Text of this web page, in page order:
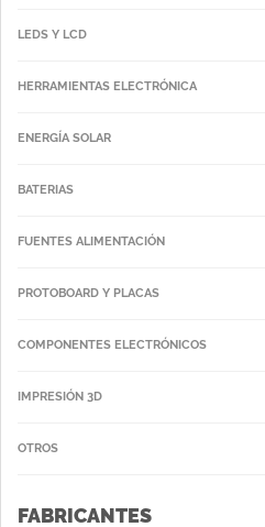
LEDS Y LCD
HERRAMIENTAS ELECTRÓNICA
ENERGÍA SOLAR
BATERIAS
FUENTES ALIMENTACIÓN
PROTOBOARD Y PLACAS
COMPONENTES ELECTRÓNICOS
IMPRESIÓN 3D
OTROS
FABRICANTES